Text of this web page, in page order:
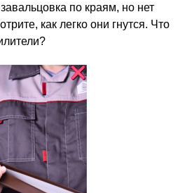
по краям, но нет
как легко они гнутся. Что